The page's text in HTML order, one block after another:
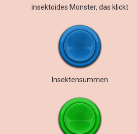
insektoides Monster, das klickt
Insektensummen